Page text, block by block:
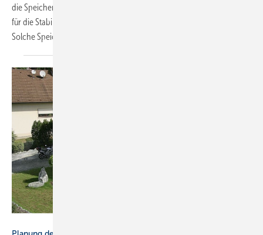
die Speicherung von Solarstrom sowohl für Endverbraucher als auch
für die Stabilisierung von Verteilnetzen vielfache Vorteile bringt.
Solche Speichersysteme ermöglichen